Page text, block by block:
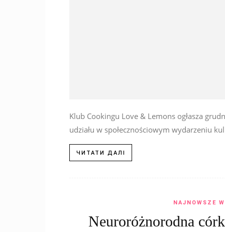
Klub Cookingu Love & Lemons ogłasza
udziału w społecznościowym wydarzeniu
ЧИТАТИ ДАЛІ
NAJNOWSZE
Neuroróżnorodna